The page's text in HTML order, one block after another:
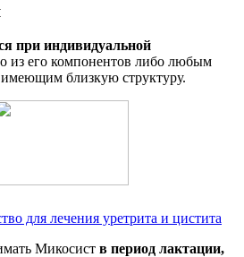
при индивидуальной
из его компонентов либо любым
близкую структуру.
для лечения уретрита и цистита
Микосист в период лактации,